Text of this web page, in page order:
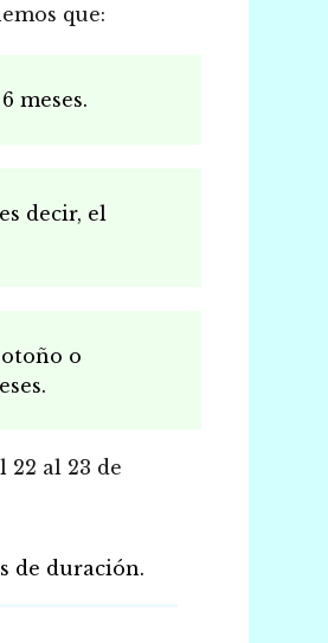
que:
meses.
decir, el
o
22 al 23 de
de duración.